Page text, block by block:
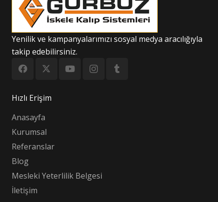
Yenilik ve kampanyalarımızı sosyal medya aracılığıyla
takip edebilirsiniz.
Hızlı Erişim
Anasayfa
Kurumsal
Referanslar
Blog
Mesleki Yeterlilik Belgesi
İletişim